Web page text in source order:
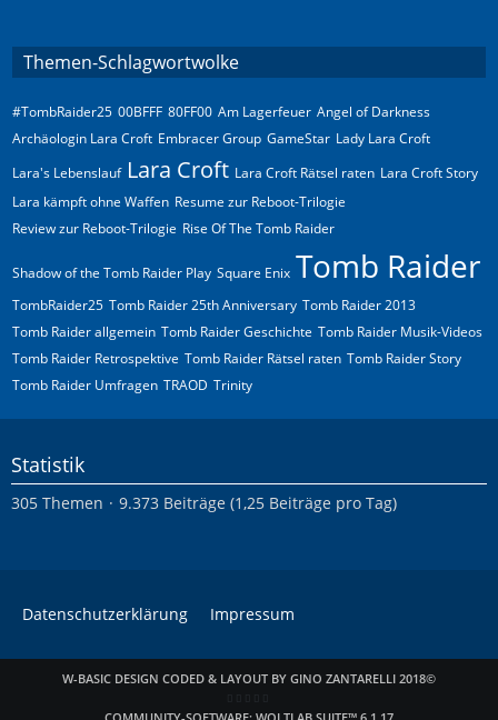
Themen-Schlagwortwolke
#TombRaider25 00BFFF 80FF00 Am Lagerfeuer Angel of Darkness
Archäologin Lara Croft Embracer Group GameStar Lady Lara Croft
Lara's Lebenslauf Lara Croft Lara Croft Rätsel raten Lara Croft Story
Lara kämpft ohne Waffen Resume zur Reboot-Trilogie
Review zur Reboot-Trilogie Rise Of The Tomb Raider
Shadow of the Tomb Raider Play Square Enix Tomb Raider
TombRaider25 Tomb Raider 25th Anniversary Tomb Raider 2013
Tomb Raider allgemein Tomb Raider Geschichte Tomb Raider Musik-Videos
Tomb Raider Retrospektive Tomb Raider Rätsel raten Tomb Raider Story
Tomb Raider Umfragen TRAOD Trinity
Statistik
305 Themen 9.373 Beiträge (1,25 Beiträge pro Tag)
Datenschutzerklärung Impressum
W-BASIC DESIGN CODED & LAYOUT BY GINO ZANTARELLI 2018©